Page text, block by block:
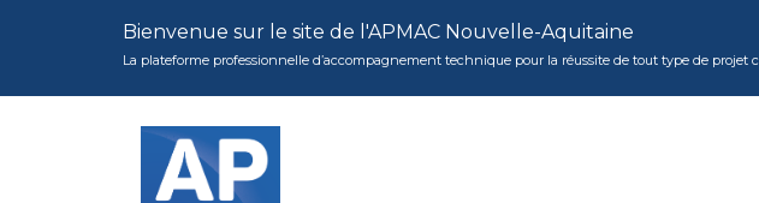
Bienvenue sur le site de l'APMAC Nouvelle-Aquitaine
La plateforme professionnelle d’accompagnement technique pour la réussite de tout type de projet